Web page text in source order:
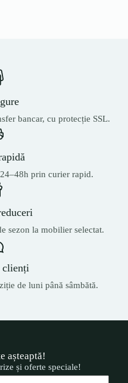
bancar, cu protecție SSL.
prin curier rapid.
sezon la mobilier selectat.
clienți
de luni până sâmbătă.
așteaptă!
și oferte speciale!